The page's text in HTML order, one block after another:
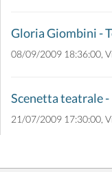
Gloria Giombini -
08/09/2009 18:36:00,
Scenetta teatrale
21/07/2009 17:30:00,